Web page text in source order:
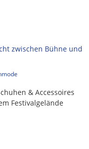
zwischen Bühne und
& Accessoires
Festivalgelände